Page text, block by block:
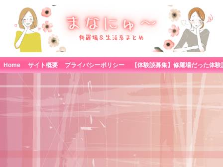
Home サイト概要 プライバシーポリシー